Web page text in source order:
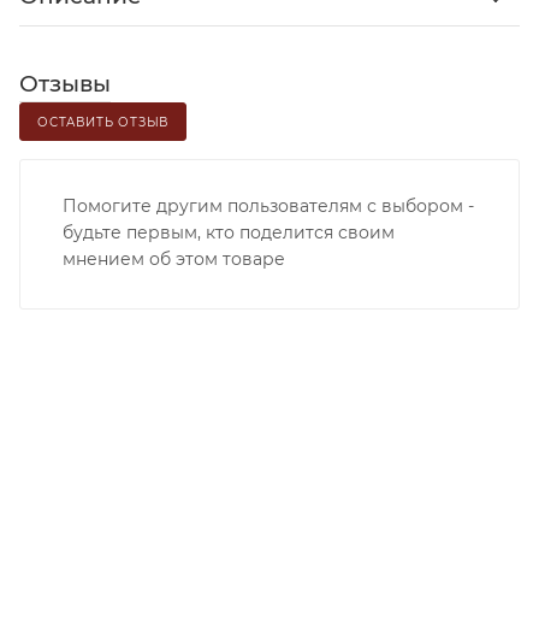
Отзывы
ОСТАВИТЬ ОТЗЫВ
Помогите другим пользователям с выбором -
будьте первым, кто поделится своим
мнением об этом товаре